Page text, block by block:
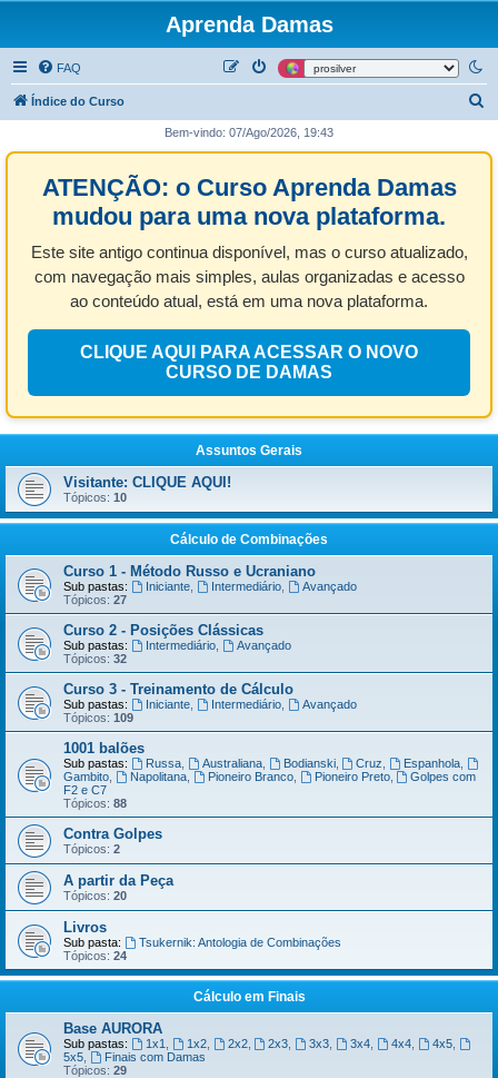
Aprenda Damas
FAQ
Índice do Curso
s
Bem-vindo: 07/Ago/2026, 19:43
ATENÇÃO: o Curso Aprenda Damas
mudou para uma nova plataforma.
Este site antigo continua disponível, mas o curso atualizado,
com navegação mais simples, aulas organizadas e acesso
ao conteúdo atual, está em uma nova plataforma.
CLIQUE AQUI PARA ACESSAR O NOVO
CURSO DE DAMAS
Assuntos Gerais
Visitante: CLIQUE AQUI!
Tópicos: 10
Cálculo de Combinações
Curso 1 - Método Russo e Ucraniano
Sub pastas: Iniciante, Intermediário,
Avançado
Tópicos: 27
Curso 2 - Posições Clássicas
Sub pastas: Intermediário,
Avançado
Tópicos: 32
Curso 3 - Treinamento de Cálculo
Sub pastas: Iniciante, Intermediário,
Avançado
Tópicos: 109
1001 balões
Sub pastas: Russa, Australiana, Bodianski, Cruz Espanhola
Gambito
Napolitana, Pioneiro Branco, Pioneiro Preto,
Golpes com
F2 e C7
Tópicos: 88
Contra Golpes
Tópicos: 2
A partir da Peça
Tópicos: 20
Livros
Sub pasta:
Tsukernik: Antologia de Combinações
Tópicos: 24
Cálculo em Finais
Base AURORA
Sub pastas: 1x1 1x2, 2x2, 2x3 3x3 3x4 4x4, 4x5,
5x5
Finais com Damas
Tópicos: 29